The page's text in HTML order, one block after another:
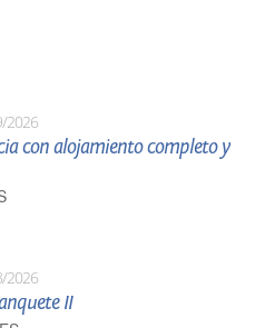
2026
con alojamiento completo y
2026
II